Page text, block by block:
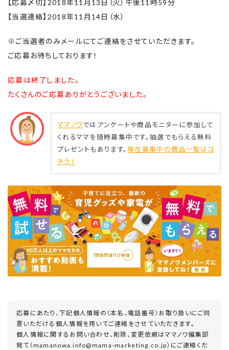
【応募〆切】2018年11月13日（火）午後11時59分
【当選連絡】2018年11月14日（水）
※ご当選者のみメールにてご連絡をさせていただきます。
ご応募お待ちしております！
応募は終了しました。
たくさんのご応募ありがとうございました。
ママノワではアンケートや商品モニターに参加して
くれるママを随時募集中です。抽選でもらえる無料
プレゼントもあります。現在募集中の商品一覧はコ
チラ！
応募にあたり、下記個人情報の（本名、電話番号）お取り扱いにご同
意いただける個人情報を用いてご連絡をさせていただきます。
個人情報に関するお問い合わせ、削除、変更依頼はママノワ編集部
宛て（mamanowa.info@mama-marketing.co.jp）にご連絡くだ